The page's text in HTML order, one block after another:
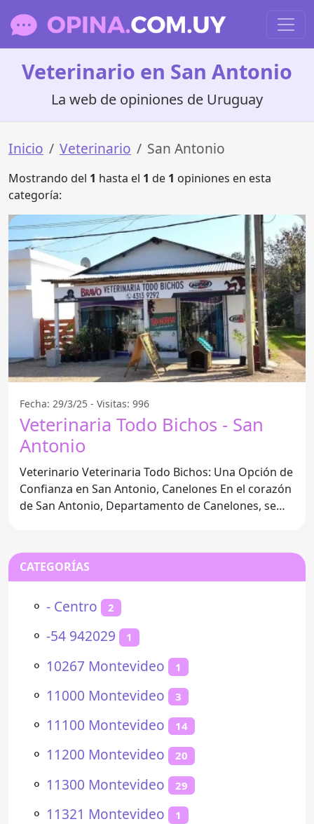
Veterinario en San Antonio
La web de opiniones de Uruguay
Inicio Veterinario San Antonio
Mostrando del 1 hasta el 1 de 1 opiniones en esta
categoría:
Fecha: 29/3/25 - Visitas: 996
Veterinaria Todo Bichos - San
Antonio
Veterinario Veterinaria Todo Bichos: Una Opción de
Confianza en San Antonio, Canelones En el corazón
de San Antonio, Departamento de Canelones, se
CATEGORÍAS
⚬ - Centro 2
⚬ -54 942029 1
⚬ 10267 Montevideo 1
⚬ 11000 Montevideo 3
⚬ 11100 Montevideo 14
⚬ 11200 Montevideo 20
⚬ 11300 Montevideo 29
⚬ 11321 Montevideo 1